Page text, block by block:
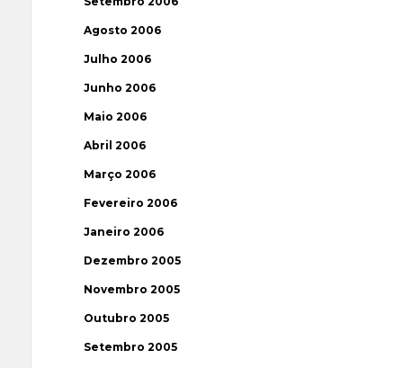
Agosto 2006
Julho 2006
Junho 2006
Maio 2006
Abril 2006
Março 2006
Fevereiro 2006
Janeiro 2006
Dezembro 2005
Novembro 2005
Outubro 2005
Setembro 2005